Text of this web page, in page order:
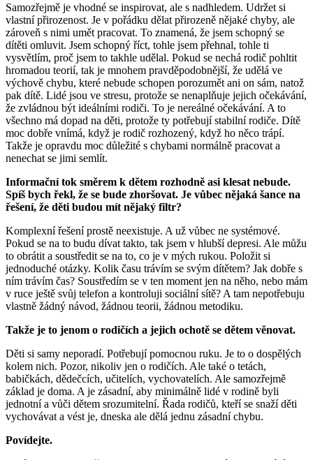
Samozřejmě je vhodné se inspirovat, ale s nadhledem. Udržet si
vlastní přirozenost. Je v pořádku dělat přirozeně nějaké chyby, ale
zároveň s nimi umět pracovat. To znamená, že jsem schopný se
dítěti omluvit. Jsem schopný říct, tohle jsem přehnal, tohle ti
vysvětlím, proč jsem to takhle udělal. Pokud se nechá rodič pohltit
hromadou teorií, tak je mnohem pravděpodobnější, že udělá ve
výchově chybu, které nebude schopen porozumět ani on sám, natož
pak dítě. Lidé jsou ve stresu, protože se nenaplňuje jejich očekávání,
že zvládnou být ideálními rodiči. To je nereálné očekávání. A to
všechno má dopad na děti, protože ty potřebují stabilní rodiče. Dítě
moc dobře vnímá, když je rodič rozhozený, když ho něco trápí.
Takže je opravdu moc důležité s chybami normálně pracovat a
nenechat se jimi semlít.
Informační tok směrem k dětem rozhodně asi klesat nebude.
Spíš bych řekl, že se bude zhoršovat. Je vůbec nějaká šance na
řešení, že děti budou mít nějaký filtr?
Komplexní řešení prostě neexistuje. A už vůbec ne systémové.
Pokud se na to budu dívat takto, tak jsem v hlubší depresi. Ale můžu
to obrátit a soustředit se na to, co je v mých rukou. Položit si
jednoduché otázky. Kolik času trávím se svým dítětem? Jak dobře s
ním trávím čas? Soustředím se v ten moment jen na něho, nebo mám
v ruce ještě svůj telefon a kontroluji sociální sítě? A tam nepotřebuju
vlastně žádný návod, žádnou teorii, žádnou metodiku.
Takže je to jenom o rodičích a jejich ochotě se dětem věnovat.
Děti si samy neporadí. Potřebují pomocnou ruku. Je to o dospělých
kolem nich. Pozor, nikoliv jen o rodičích. Ale také o tetách,
babičkách, dědečcích, učitelích, vychovatelích. Ale samozřejmě
základ je doma. A je zásadní, aby minimálně lidé v rodině byli
jednotní a vůči dětem srozumitelní. Řada rodičů, kteří se snaží děti
vychovávat a vést je, dneska ale dělá jednu zásadní chybu.
Povídejte.